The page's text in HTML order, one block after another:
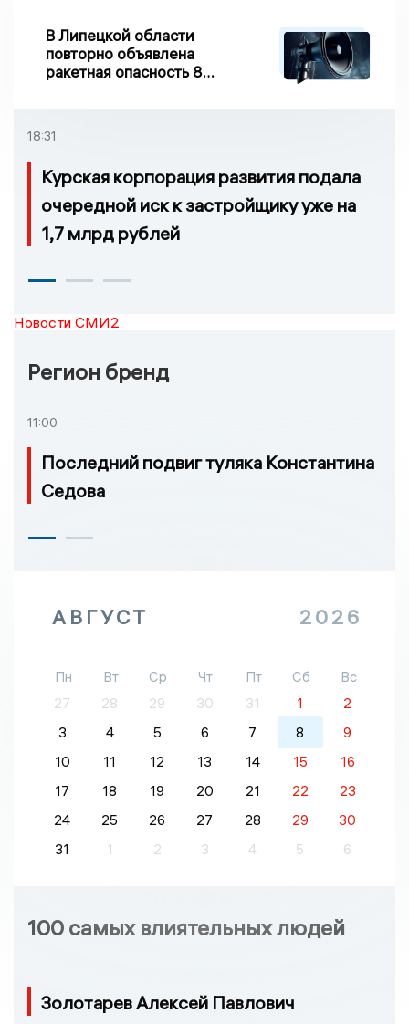
В Липецкой области
повторно объявлена
ракетная опасность 8
18:31
Курская корпорация развития подала
очередной иск к застройщику уже на
1,7 млрд рублей
Новости СМИ2
Регион бренд
11:00
Последний подвиг туляка Константина
Седова
АВГУСТ 2026
Пн Вт Ср Чт Пт Сб
Вс
27
28 29 30 31 1
2
3
4 5 6 7 8
9
10
11 12 13 14 15
16
17
18 19 20 21 22
23
24
25 26 27 28 29
30
31
1 2 3 4 5 6
100 самых влиятельных людей
Золотарев Алексей Павлович